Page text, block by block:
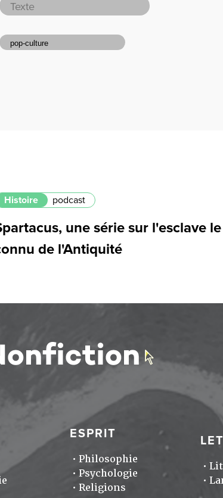
Histoire podcast
une série sur l'esclave
de l'Antiquité
ESPRIT
Philosophie
Psychologie
Religions